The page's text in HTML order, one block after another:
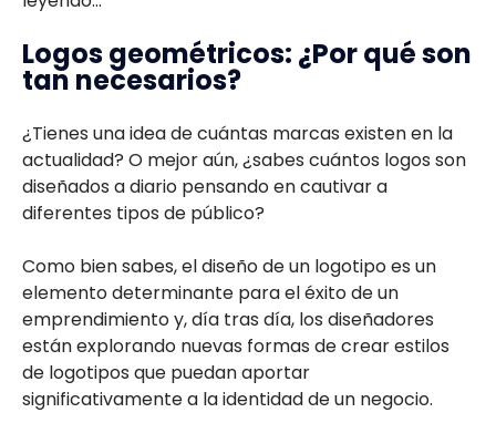
Logos geométricos: ¿Por qué son
tan necesarios?
¿Tienes una idea de cuántas marcas existen en la
actualidad? O mejor aún, ¿sabes cuántos logos son
diseñados a diario pensando en cautivar a
diferentes tipos de público?
Como bien sabes, el diseño de un logotipo es un
elemento determinante para el éxito de un
emprendimiento y, día tras día, los diseñadores
están explorando nuevas formas de crear estilos
de logotipos que puedan aportar
significativamente a la identidad de un negocio.